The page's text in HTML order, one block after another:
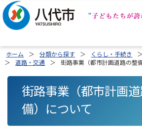
ホーム 分類から探す くらし・手続き
道路・交通
街路事業（都市計画道路の整
街路事業（都市計画
備）について